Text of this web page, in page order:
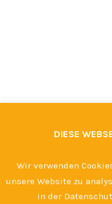
DIESE
Wir verwenden
unsere Website zu
in der